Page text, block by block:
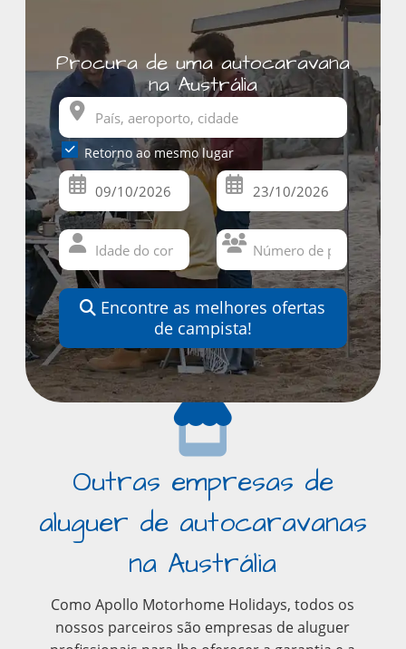
Procura de uma autocaravana
na Austrália
Retorno ao mesmo lugar
Encontre as melhores ofertas
de campista!
Outras empresas de
aluguer de autocaravanas
na Austrália
Como Apollo Motorhome Holidays, todos os
nossos parceiros são empresas de aluguer